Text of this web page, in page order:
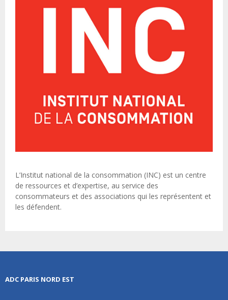
L’Institut national de la consommation (INC) est un centre
de ressources et d’expertise, au service des
consommateurs et des associations qui les représentent et
les défendent.
ADC PARIS NORD EST